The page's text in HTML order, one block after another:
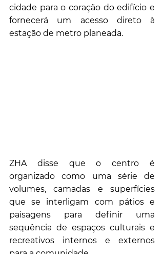
cidade para o coração do edifício e
fornecerá um acesso direto à
estação de metro planeada.
ZHA disse que o centro é
organizado como uma série de
volumes, camadas e superfícies
que se interligam com pátios e
paisagens para definir uma
sequência de espaços culturais e
recreativos internos e externos